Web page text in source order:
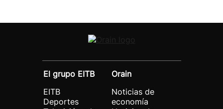
El grupo EITB
EITB
Deportes
Orain
Noticias de
economía